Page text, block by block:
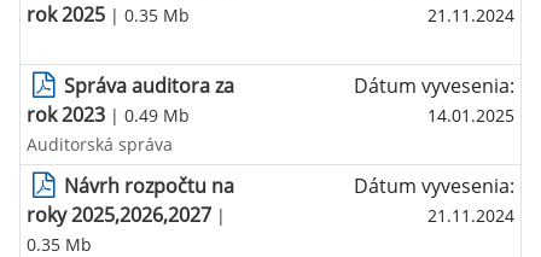
rok 2025 | 0.35 Mb 21.11.2024
Správa auditora za
rok 2023 | 0.49 Mb
Dátum vyvesenia:
14.01.2025
Auditorská správa
Návrh rozpočtu na
roky 2025,2026,2027 |
0.35 Mb
Dátum vyvesenia:
21.11.2024